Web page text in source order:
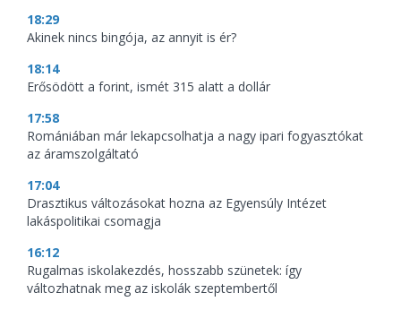
18:29
Akinek nincs bingója, az annyit is ér?
18:14
Erősödött a forint, ismét 315 alatt a dollár
17:58
Romániában már lekapcsolhatja a nagy ipari fogyasztókat
az áramszolgáltató
17:04
Drasztikus változásokat hozna az Egyensúly Intézet
lakáspolitikai csomagja
16:12
Rugalmas iskolakezdés, hosszabb szünetek: így
változhatnak meg az iskolák szeptembertől